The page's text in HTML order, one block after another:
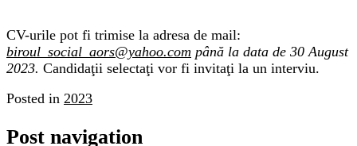
CV-urile pot fi trimise la adresa de mail:
biroul_social_aors@yahoo.com până la data de 30 August
2023. Candidaţii selectaţi vor fi invitaţi la un interviu.
Posted in 2023
Post navigation